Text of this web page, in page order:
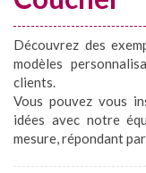
Découvrez des
modèles
clients.
Vous pouvez vous
idées avec notre
mesure, répondant